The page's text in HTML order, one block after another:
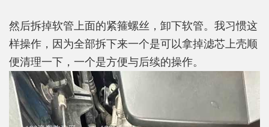
然后拆掉软管上面的紧箍螺丝，卸下软管。我习惯这
样操作，因为全部拆下来一个是可以拿掉滤芯上壳顺
便清理一下，一个是方便与后续的操作。